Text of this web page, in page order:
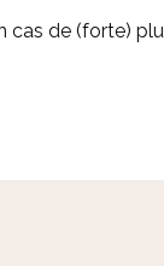
cas de (forte)